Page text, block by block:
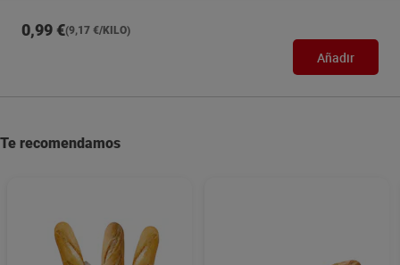
0,99 €(9,17 €/KILO)
Añadir
Te recomendamos